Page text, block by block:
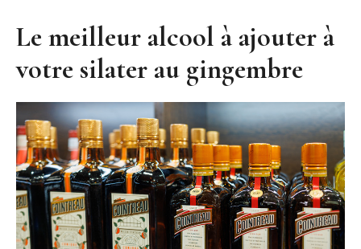
Le meilleur alcool à ajouter à
votre silater au gingembre